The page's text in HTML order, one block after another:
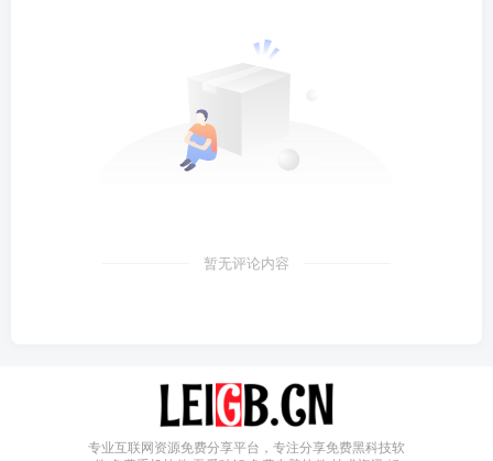
暂无评论内容
专业互联网资源免费分享平台，专注分享免费黑科技软